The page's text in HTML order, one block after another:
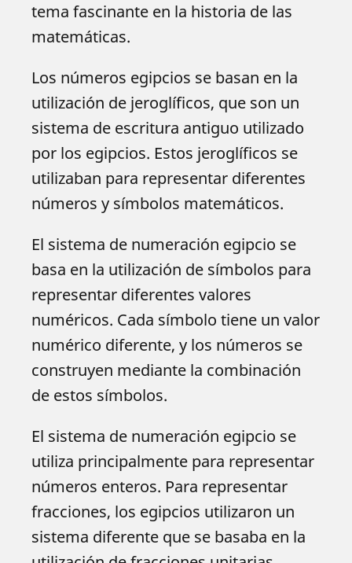
tema fascinante en la historia de las
matemáticas.
Los números egipcios se basan en la
utilización de jeroglíficos, que son un
sistema de escritura antiguo utilizado
por los egipcios. Estos jeroglíficos se
utilizaban para representar diferentes
números y símbolos matemáticos.
El sistema de numeración egipcio se
basa en la utilización de símbolos para
representar diferentes valores
numéricos. Cada símbolo tiene un valor
numérico diferente, y los números se
construyen mediante la combinación
de estos símbolos.
El sistema de numeración egipcio se
utiliza principalmente para representar
números enteros. Para representar
fracciones, los egipcios utilizaron un
sistema diferente que se basaba en la